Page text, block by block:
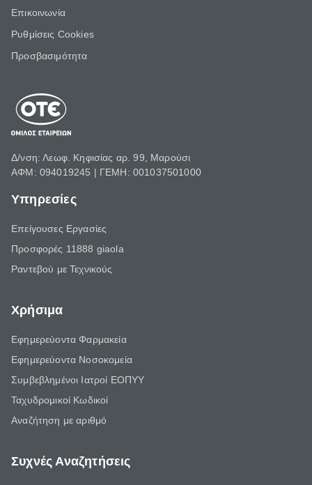
Επικοινωνία
Ρυθμίσεις Cookies
Προσβασιμότητα
Δ/νση: Λεωφ. Κηφισίας αρ. 99, Μαρούσι
ΑΦΜ: 094019245 | ΓΕΜΗ: 001037501000
Υπηρεσίες
Επείγουσες Εργασίες
Προσφορές 11888 giaola
Ραντεβού με Τεχνικούς
Χρήσιμα
Εφημερεύοντα Φαρμακεία
Εφημερεύοντα Νοσοκομεία
Συμβεβλημένοι Ιατροί ΕΟΠΥΥ
Ταχυδρομικοί Κωδικοί
Αναζήτηση με αριθμό
Συχνές Αναζητήσεις